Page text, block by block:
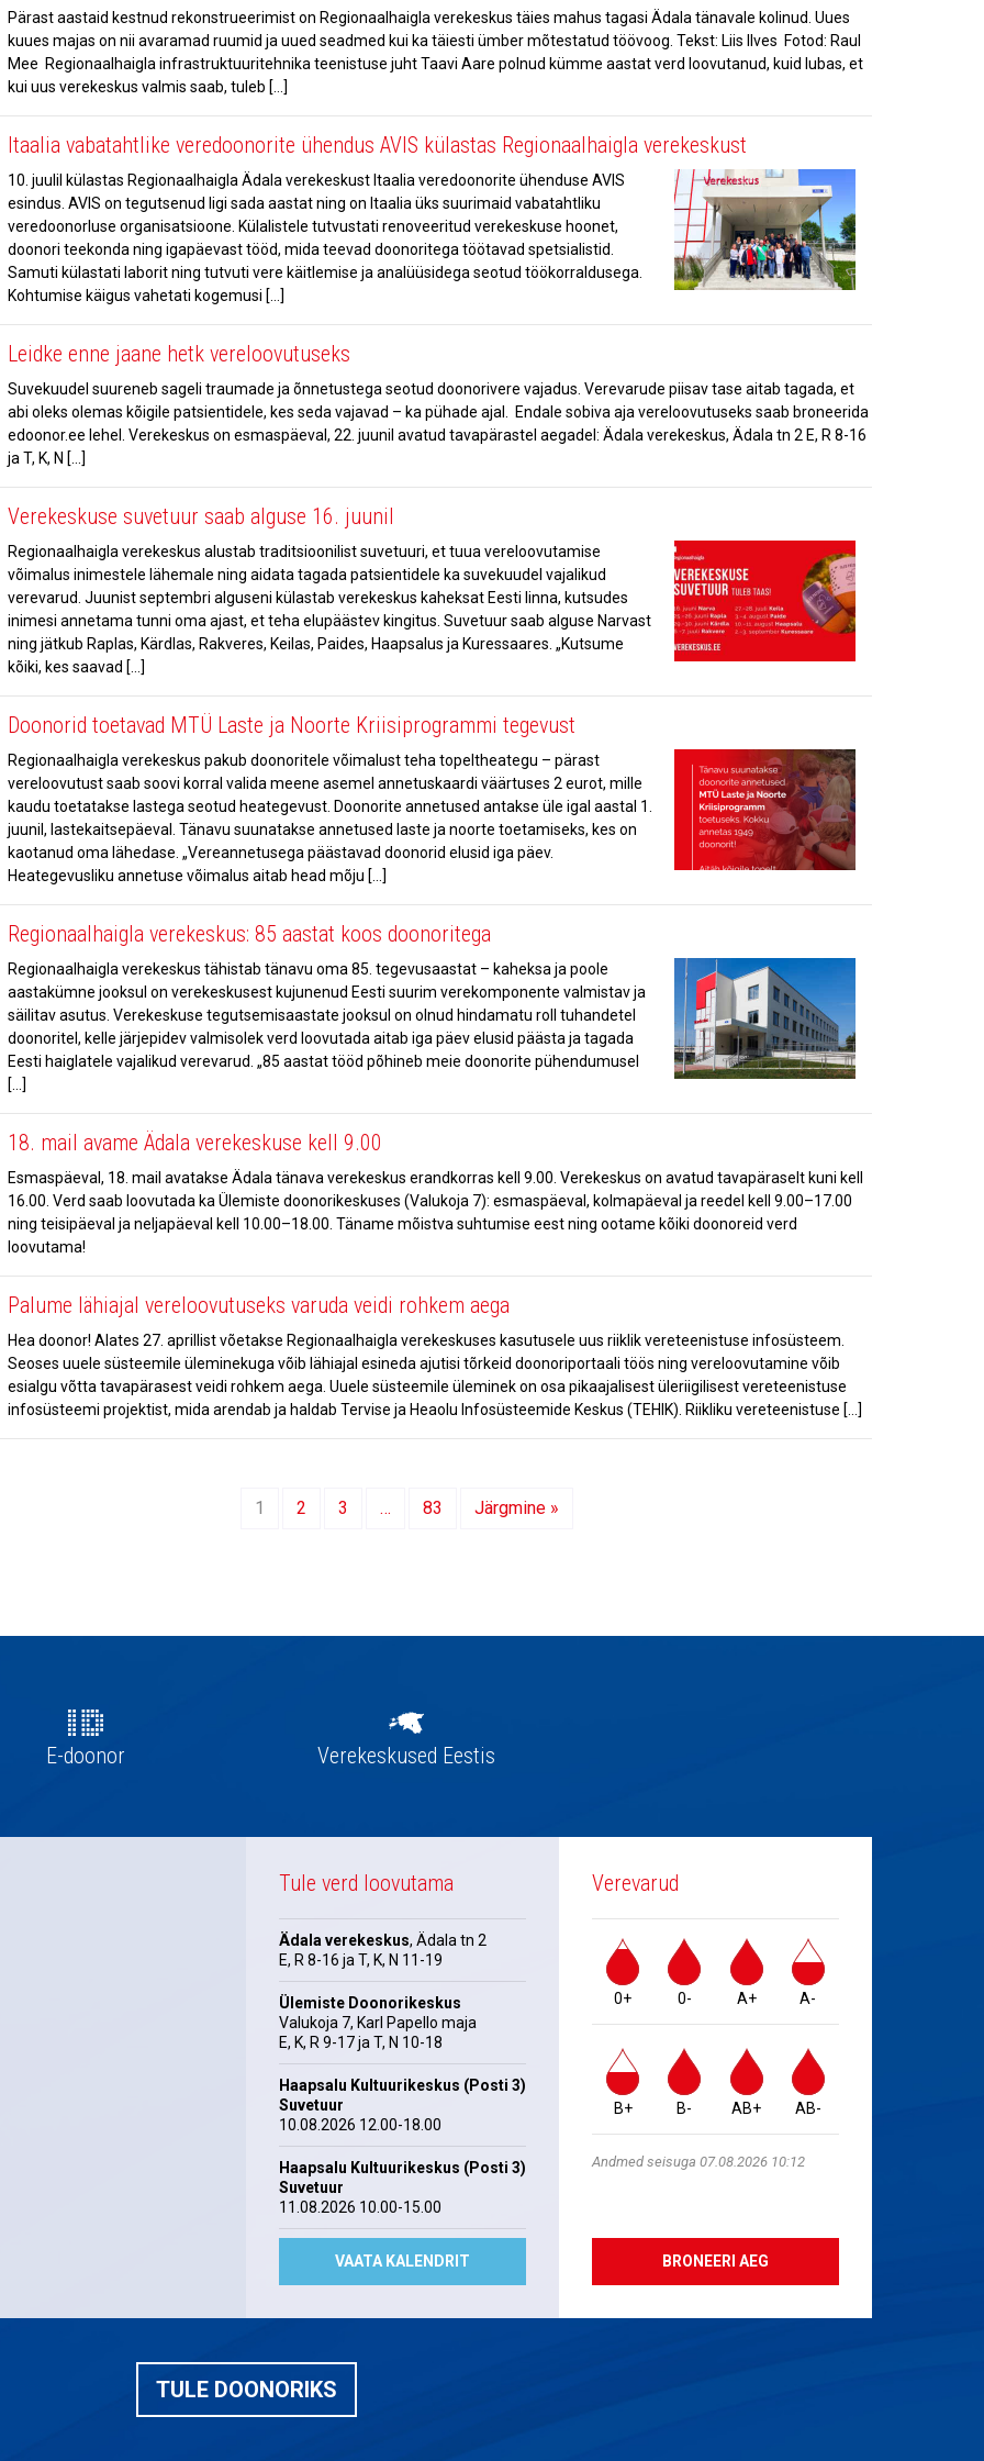
Pärast aastaid kestnud rekonstrueerimist on Regionaalhaigla verekeskus täies mahus tagasi Ädala tänavale kolinud. Uues
kuues majas on nii avaramad ruumid ja uued seadmed kui ka täiesti ümber mõtestatud töövoog. Tekst: Liis Ilves Fotod: Raul
Mee Regionaalhaigla infrastruktuuritehnika teenistuse juht Taavi Aare polnud kümme aastat verd loovutanud, kuid lubas, et
kui uus verekeskus valmis saab, tuleb […]
Itaalia vabatahtlike veredoonorite ühendus AVIS külastas Regionaalhaigla verekeskust
10. juulil külastas Regionaalhaigla Ädala verekeskust Itaalia veredoonorite ühenduse AVIS
esindus. AVIS on tegutsenud ligi sada aastat ning on Itaalia üks suurimaid vabatahtliku
veredoonorluse organisatsioone. Külalistele tutvustati renoveeritud verekeskuse hoonet,
doonori teekonda ning igapäevast tööd, mida teevad doonoritega töötavad spetsialistid.
Samuti külastati laborit ning tutvuti vere käitlemise ja analüüsidega seotud töökorraldusega.
Kohtumise käigus vahetati kogemusi […]
Leidke enne jaane hetk vereloovutuseks
Suvekuudel suureneb sageli traumade ja õnnetustega seotud doonorivere vajadus. Verevarude piisav tase aitab tagada, et
abi oleks olemas kõigile patsientidele, kes seda vajavad – ka pühade ajal. Endale sobiva aja vereloovutuseks saab broneerida
edoonor.ee lehel. Verekeskus on esmaspäeval, 22. juunil avatud tavapärastel aegadel: Ädala verekeskus, Ädala tn 2 E, R 8-16
ja T, K, N […]
Verekeskuse suvetuur saab alguse 16. juunil
Regionaalhaigla verekeskus alustab traditsioonilist suvetuuri, et tuua vereloovutamise
võimalus inimestele lähemale ning aidata tagada patsientidele ka suvekuudel vajalikud
verevarud. Juunist septembri alguseni külastab verekeskus kaheksat Eesti linna, kutsudes
inimesi annetama tunni oma ajast, et teha elupäästev kingitus. Suvetuur saab alguse Narvast
ning jätkub Raplas, Kärdlas, Rakveres, Keilas, Paides, Haapsalus ja Kuressaares. „Kutsume
kõiki, kes saavad […]
Doonorid toetavad MTÜ Laste ja Noorte Kriisiprogrammi tegevust
Regionaalhaigla verekeskus pakub doonoritele võimalust teha topeltheategu – pärast
vereloovutust saab soovi korral valida meene asemel annetuskaardi väärtuses 2 eurot, mille
kaudu toetatakse lastega seotud heategevust. Doonorite annetused antakse üle igal aastal 1.
juunil, lastekaitsepäeval. Tänavu suunatakse annetused laste ja noorte toetamiseks, kes on
kaotanud oma lähedase. „Vereannetusega päästavad doonorid elusid iga päev.
Heategevusliku annetuse võimalus aitab head mõju […]
Regionaalhaigla verekeskus: 85 aastat koos doonoritega
Regionaalhaigla verekeskus tähistab tänavu oma 85. tegevusaastat – kaheksa ja poole
aastakümne jooksul on verekeskusest kujunenud Eesti suurim verekomponente valmistav ja
säilitav asutus. Verekeskuse tegutsemisaastate jooksul on olnud hindamatu roll tuhandetel
doonoritel, kelle järjepidev valmisolek verd loovutada aitab iga päev elusid päästa ja tagada
Eesti haiglatele vajalikud verevarud. „85 aastat tööd põhineb meie doonorite pühendumusel
[…]
18. mail avame Ädala verekeskuse kell 9.00
Esmaspäeval, 18. mail avatakse Ädala tänava verekeskus erandkorras kell 9.00. Verekeskus on avatud tavapäraselt kuni kell
16.00. Verd saab loovutada ka Ülemiste doonorikeskuses (Valukoja 7): esmaspäeval, kolmapäeval ja reedel kell 9.00–17.00
ning teisipäeval ja neljapäeval kell 10.00–18.00. Täname mõistva suhtumise eest ning ootame kõiki doonoreid verd
loovutama!
Palume lähiajal vereloovutuseks varuda veidi rohkem aega
Hea doonor! Alates 27. aprillist võetakse Regionaalhaigla verekeskuses kasutusele uus riiklik vereteenistuse infosüsteem.
Seoses uuele süsteemile üleminekuga võib lähiajal esineda ajutisi tõrkeid doonoriportaali töös ning vereloovutamine võib
esialgu võtta tavapärasest veidi rohkem aega. Uuele süsteemile üleminek on osa pikaajalisest üleriigilisest vereteenistuse
infosüsteemi projektist, mida arendab ja haldab Tervise ja Heaolu Infosüsteemide Keskus (TEHIK). Riikliku vereteenistuse […]
1 2 3 … 83 Järgmine »
E-doonor Verekeskused Eestis
Tule verd loovutama
Ädala verekeskus, Ädala tn 2
E, R 8-16 ja T, K, N 11-19
Ülemiste Doonorikeskus
Valukoja 7, Karl Papello maja
E, K, R 9-17 ja T, N 10-18
Haapsalu Kultuurikeskus (Posti 3)
Suvetuur
10.08.2026 12.00-18.00
Haapsalu Kultuurikeskus (Posti 3)
Suvetuur
11.08.2026 10.00-15.00
VAATA KALENDRIT
Verevarud
0+ 0- A+ A-
B+ B- AB+ AB-
Andmed seisuga 07.08.2026 10:12
BRONEERI AEG
TULE DOONORIKS